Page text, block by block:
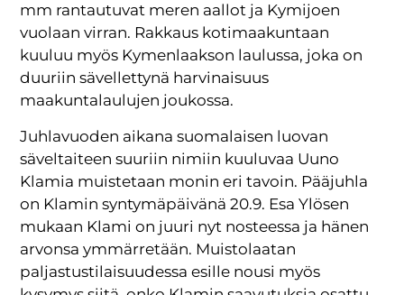
mm rantautuvat meren aallot ja Kymijoen
vuolaan virran. Rakkaus kotimaakuntaan
kuuluu myös Kymenlaakson laulussa, joka on
duuriin sävellettynä harvinaisuus
maakuntalaulujen joukossa.
Juhlavuoden aikana suomalaisen luovan
säveltaiteen suuriin nimiin kuuluvaa Uuno
Klamia muistetaan monin eri tavoin. Pääjuhla
on Klamin syntymäpäivänä 20.9. Esa Ylösen
mukaan Klami on juuri nyt nosteessa ja hänen
arvonsa ymmärretään. Muistolaatan
paljastustilaisuudessa esille nousi myös